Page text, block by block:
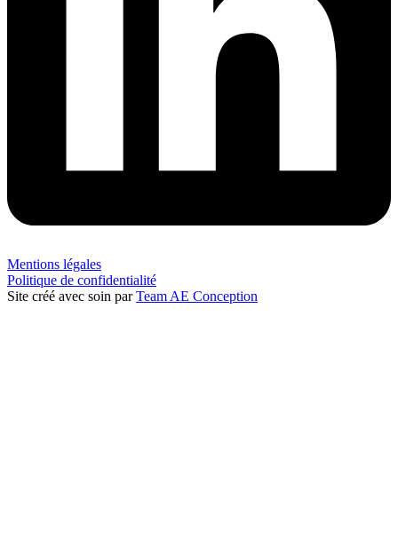
Mentions légales
Politique de confidentialité
Site créé avec soin parTeam AE Conception